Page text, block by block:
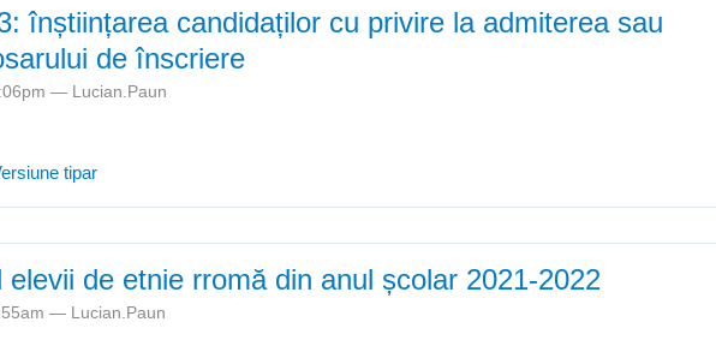
înștiințarea candidaților cu privire la admiterea sau
de înscriere
— Lucian.Paun
Definitivat 2023: înștiințarea candidaților cu privire la admiterea sau respingerea dosarului de
tipar
elevii de etnie rromă din anul școlar 2021-2022
— Lucian.Paun